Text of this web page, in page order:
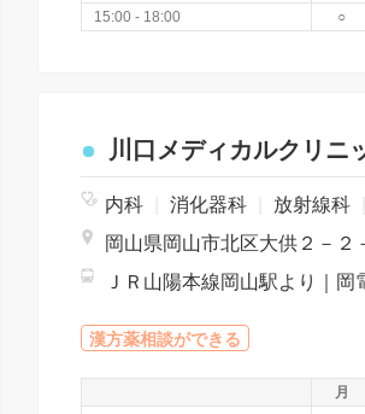
15:00 - 18:00
○
川口メディカルクリニ
内科 消化器科 放射線科
岡山県岡山市北区大供２－２
漢方薬相談ができる
月